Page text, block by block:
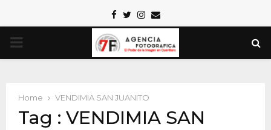
Facebook
TwitterInstagram
Email
PRIMARY
Home VENDIMIA SAN JUANITO
Tag : VENDIMIA SAN